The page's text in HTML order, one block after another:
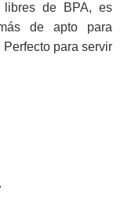
libres de BPA, es
de apto para
para servir